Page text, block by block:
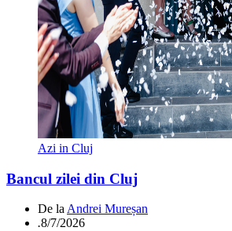
Azi in Cluj
Bancul zilei din Cluj
De la Andrei Mureșan
.8/7/2026